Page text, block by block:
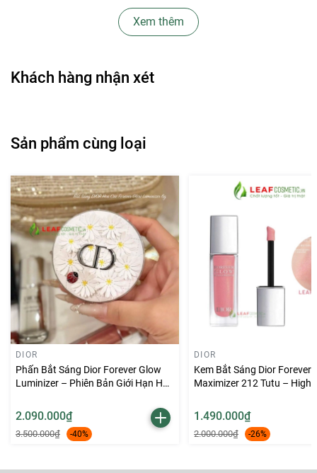
Hạt nhũ siêu mịn phản chiếu ánh sáng tốt, tạo hiệu ứng
glow nhẹ nhàng mà không lộ vân da.
Có thể sử dụng riêng lẻ hoặc mix màu để tạo hiệu
Có thể dùng làm phấn mắt hoặc phủ nhẹ toàn mặt
Xem thêm
Khách hàng nhận xét
Sản phẩm cùng loại
DIOR
Phấn Bắt Sáng Dior Forever Glow
Luminizer – Phiên Bản Giới Hạn Hoa
2.090.000₫
3.500.000₫ -40%
DIOR
Kem Bắt Sáng Dior Forever
Maximizer 212 Tutu –
1.490.000₫
2.000.000₫ -26%